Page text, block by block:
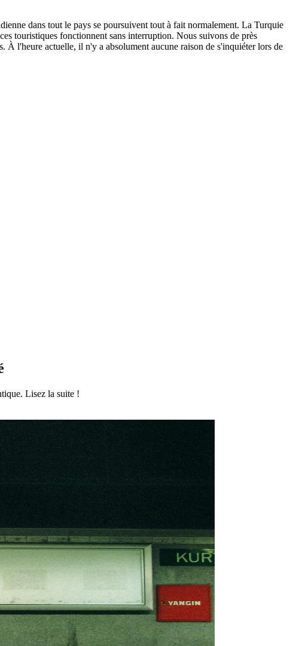
dans tout le pays se poursuivent tout à fait normalement. La Turquie
touristiques fonctionnent sans interruption. Nous suivons de près
À l'heure actuelle, il n'y a absolument aucune raison de s'inquiéter lors de
Lisez la suite !